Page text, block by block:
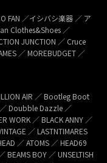
FAN ／イシバシ楽器 ／ ア
Clothes&Shoes ／
JUNCTION ／ Cruce
／ MOREBUDGET ／
AIR ／ Bootleg Boot
／ Doubble Dazzle ／
WORK ／ BLACK ANNY ／
／ LASTNTIMARES
／ ATOMS ／ HEAD69
BEAMS BOY ／ UNSELTISH